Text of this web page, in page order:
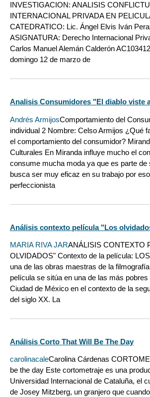
INVESTIGACION: ANALISIS
INTERNACIONAL PRIVADA EN
CATEDRATICO: Lic. Ángel Elvis Iván
ASIGNATURA: Derecho Internacional
Carlos Manuel Alemán Calderón
domingo 12 de marzo de
Analisis Consumidores "El diablo viste
Andrés ArmijosComportamiento del
individual 2 Nombre: Celso Armijos ¿Qué
el comportamiento del consumidor?
Culturales En Miranda influye mucho el
consume mucha moda ya que es parte de
busca ser muy eficaz en su trabajo por
perfeccionista
Análisis contexto película "Los
MARIA RIVA JARANÁLISIS CONTEXTO
OLVIDADOS" Contexto de la película:
una de las obras maestras de la
película se sitúa en una de las más
Ciudad de México en el contexto de la
del siglo XX. La
Análisis Corto That Will Be The Day
carolinacaleCarolina Cárdenas
be the day Este cortometraje es una
Universidad Internacional de Cataluña, el
de Josey Mitzberg, un granjero que